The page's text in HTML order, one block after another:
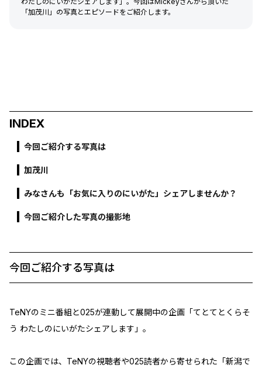
「加茂川」の写真とエピソードをご紹介します。
INDEX
今回ご紹介する写真は
加茂川
みなさんも「お気に入りのにいがた」シェアしませんか？
今回ご紹介した写真の撮影地
今回ご紹介する写真は
TeNYのミニ番組と025が連動して展開中の企画「てとてとくらそ
う わたしのにいがたシェアします」。
この企画では、TeNYの視聴者や025読者から寄せられた「新潟で